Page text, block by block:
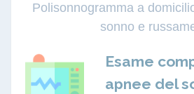
Polisonnogramma a
sonno e
Esame
apnee del